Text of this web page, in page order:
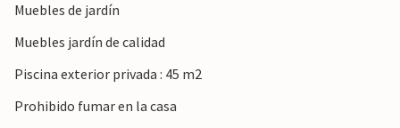
Muebles de jardín
Muebles jardín de calidad
Piscina exterior privada : 45 m2
Prohibido fumar en la casa